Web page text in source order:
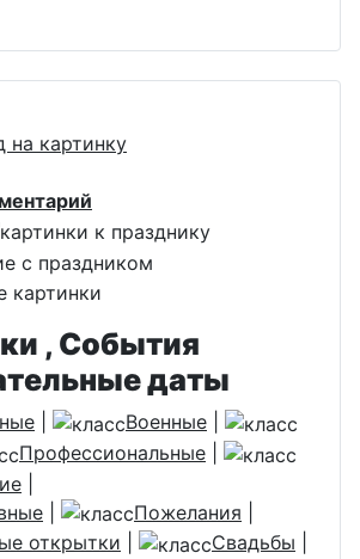
на картинку
, События
даты
Военные
Профессиональные
Пожелания
открытки
Свадьбы